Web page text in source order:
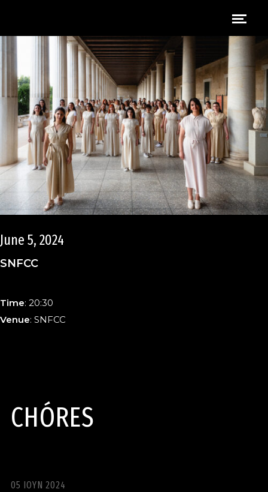
June 5, 2024
SNFCC
Time: 20:30
Venue: SNFCC
CHÓRES
05 ΙΟΥΝ 2024